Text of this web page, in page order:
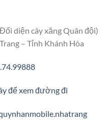
diện cây xăng Quân đội)
– Tỉnh Khánh Hòa
để xem đường đi